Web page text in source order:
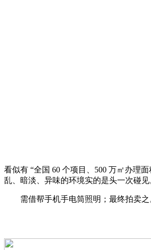
看似有 “全国 60 个项目、500 万㎡办理面
乱、暗淡、异味的环境实的是头一次碰
需借帮手机手电筒照明；最终拍卖之